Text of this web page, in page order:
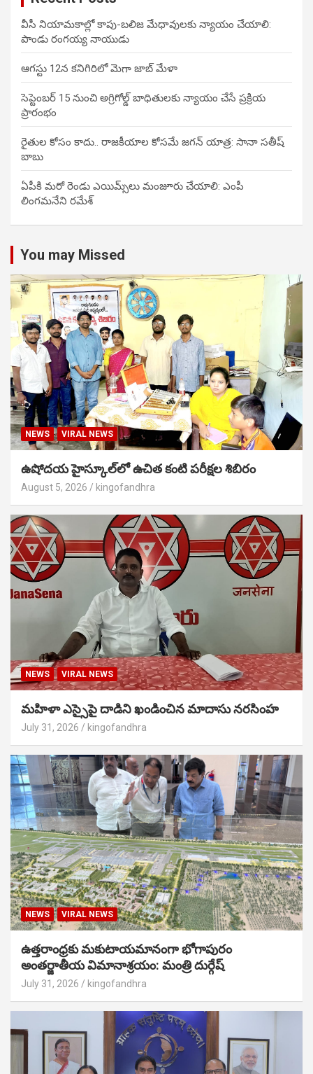
వీసీ నియామకాల్లో కాపు-బలిజ మేధావులకు న్యాయం చేయాలి:
పాండు రంగయ్య నాయుడు
ఆగస్టు 12న కనిగిరిలో మెగా జాబ్ మేళా
సెప్టెంబర్ 15 నుంచి అగ్రిగోల్డ్ బాధితులకు న్యాయం చేసే ప్రక్రియ
ప్రారంభం
రైతుల కోసం కాదు.. రాజకీయాల కోసమే జగన్ యాత్ర: సానా సతీష్
బాబు
ఏపీకి మరో రెండు ఎయిమ్స్‌లు మంజూరు చేయాలి: ఎంపీ
లింగమనేని రమేశ్
You may Missed
NEWS VIRAL NEWS
ఉషోదయ హైస్కూల్‌లో ఉచిత కంటి పరీక్షల శిబిరం
August 5, 2026 kingofandhra
NEWS VIRAL NEWS
మహిళా ఎస్సైపై దాడిని ఖండించిన మాదాసు నరసింహ
July 31, 2026 kingofandhra
NEWS VIRAL NEWS
ఉత్తరాంధ్రకు మకుటాయమానంగా భోగాపురం
అంతర్జాతీయ విమానాశ్రయం: మంత్రి దుర్గేష్
July 31, 2026 kingofandhra